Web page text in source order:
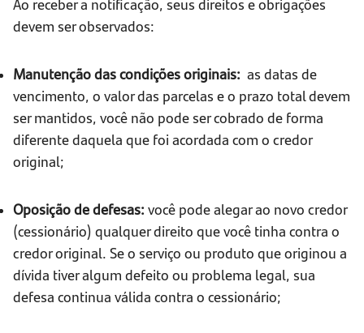
devem ser observados:
Manutenção das condições originais: as datas de
vencimento, o valor das parcelas e o prazo total devem
ser mantidos, você não pode ser cobrado de forma
diferente daquela que foi acordada com o credor
original;
Oposição de defesas: você pode alegar ao novo credor
(cessionário) qualquer direito que você tinha contra o
credor original. Se o serviço ou produto que originou a
dívida tiver algum defeito ou problema legal, sua
defesa continua válida contra o cessionário;